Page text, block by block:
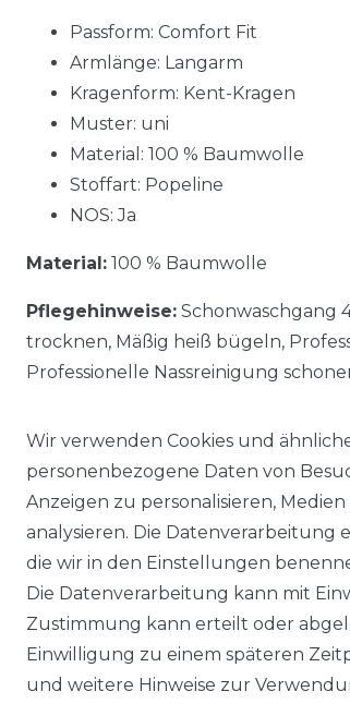
Passform: Comfort Fit
Armlänge: Langarm
Kragenform: Kent-Kragen
Muster: uni
Material: 100 % Baumwolle
Stoffart: Popeline
NOS: Ja
Material: 100 % Baumwolle
Pflegehinweise: Schonwaschgang
trocknen, Mäßig heiß bügeln,
Professionelle Nassreinigung
Impressum
Wir verwenden Cookies und
personenbezogene Daten von
Anzeigen zu personalisieren,
analysieren. Die Datenverarbeitung
die wir in den Einstellungen
Die Datenverarbeitung kann mit
Zustimmung kann erteilt oder
Einwilligung zu einem späteren
und weitere Hinweise zur